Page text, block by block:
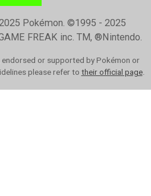
Pokémon. ©1995 - 2025
FREAK inc. TM, ®Nintendo.
or supported by Pokémon or
please refer to their official page.